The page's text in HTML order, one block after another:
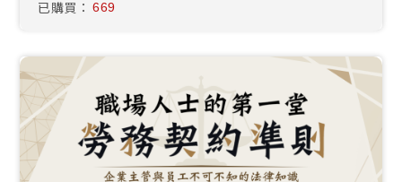
已購買： 669